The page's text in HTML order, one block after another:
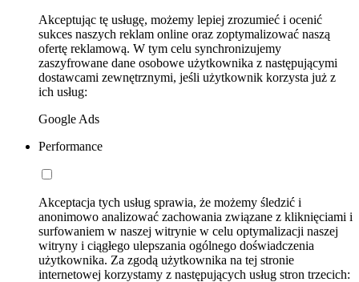
Akceptując tę usługę, możemy lepiej zrozumieć i ocenić
sukces naszych reklam online oraz zoptymalizować naszą
ofertę reklamową. W tym celu synchronizujemy
zaszyfrowane dane osobowe użytkownika z następującymi
dostawcami zewnętrznymi, jeśli użytkownik korzysta już z
ich usług:
Google Ads
Performance
Akceptacja tych usług sprawia, że możemy śledzić i
anonimowo analizować zachowania związane z kliknięciami i
surfowaniem w naszej witrynie w celu optymalizacji naszej
witryny i ciągłego ulepszania ogólnego doświadczenia
użytkownika. Za zgodą użytkownika na tej stronie
internetowej korzystamy z następujących usług stron trzecich: